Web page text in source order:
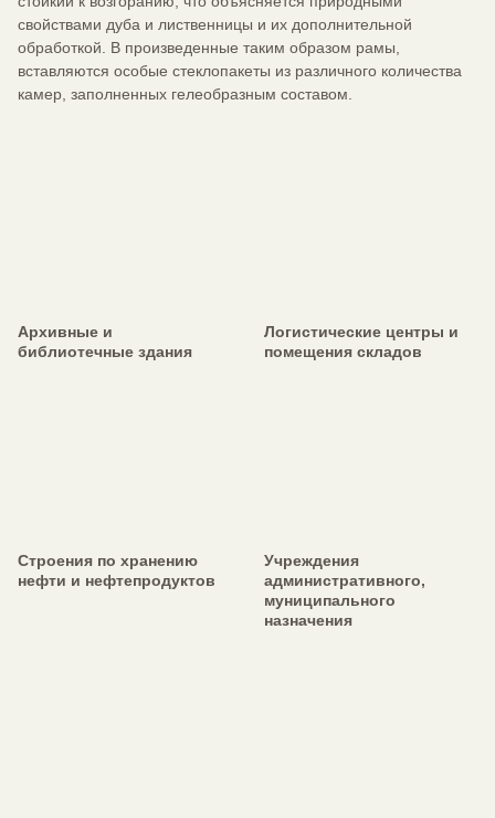
свойствами дуба и лиственницы и их дополнительной
обработкой. В произведенные таким образом рамы,
вставляются особые стеклопакеты из различного количества
камер, заполненных гелеобразным составом.
Архивные и
библиотечные здания
Логистические центры и
помещения складов
Строения по хранению
нефти и нефтепродуктов
Учреждения
административного,
муниципального
назначения